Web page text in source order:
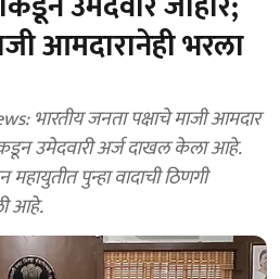
आमदारानेही भरला
भारतीय जनता पक्षाचे माजी आमदार
उमेदवारी अर्ज दाखल केला आहे.
पुन्हा वादाची ठिणगी
आहे.